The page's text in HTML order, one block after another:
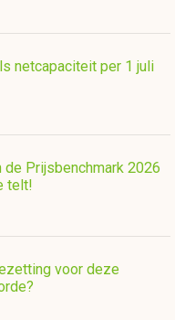
netcapaciteit per 1 juli
de Prijsbenchmark 2026
telt!
voor deze